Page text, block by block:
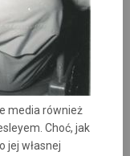
media również
Choć, jak
jej własnej